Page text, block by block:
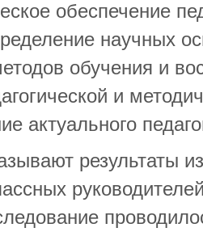
обеспечение
научных
обучения и
и
актуального
результаты